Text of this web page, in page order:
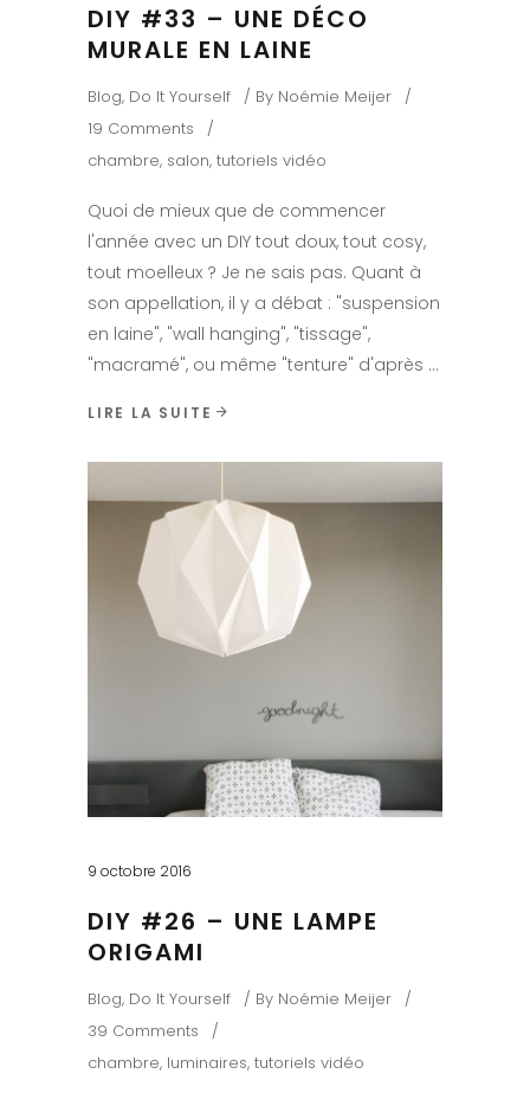
DIY #33 – UNE DÉCO
MURALE EN LAINE
Blog, Do It Yourself By Noémie Meijer
19 Comments
chambre, salon, tutoriels vidéo
Quoi de mieux que de commencer
l'année avec un DIY tout doux, tout cosy,
tout moelleux ? Je ne sais pas. Quant à
son appellation, il y a débat : "suspension
en laine", "wall hanging", "tissage",
"macramé", ou même "tenture" d'après
LIRE LA SUITE
9 octobre 2016
DIY #26 – UNE LAMPE
ORIGAMI
Blog, Do It Yourself By Noémie Meijer
39 Comments
chambre, luminaires, tutoriels vidéo